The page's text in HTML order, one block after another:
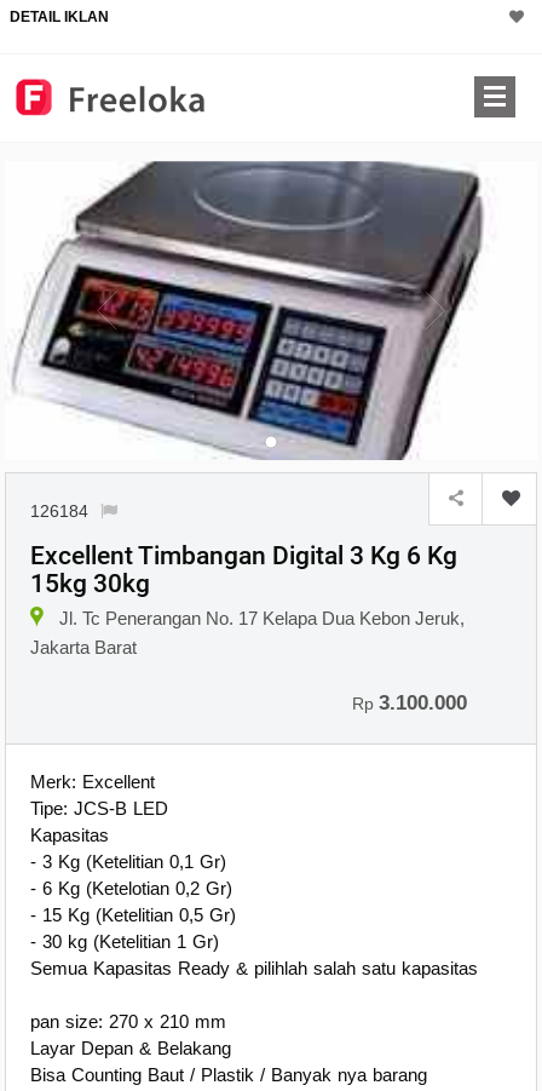
DETAIL IKLAN
126184
Excellent Timbangan Digital 3 Kg 6 Kg
15kg 30kg
Jl. Tc Penerangan No. 17 Kelapa Dua Kebon Jeruk,
Jakarta Barat
Rp3.100.000
Merk: Excellent
Tipe: JCS-B LED
Kapasitas
- 3 Kg (Ketelitian 0,1 Gr)
- 6 Kg (Ketelotian 0,2 Gr)
- 15 Kg (Ketelitian 0,5 Gr)
- 30 kg (Ketelitian 1 Gr)
Semua Kapasitas Ready & pilihlah salah satu kapasitas
pan size: 270 x 210 mm
Layar Depan & Belakang
Bisa Counting Baut / Plastik / Banyak nya barang